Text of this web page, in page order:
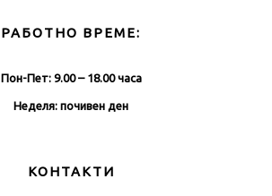
РАБОТНО ВРЕМЕ:
Пон-Пет: 9.00 – 18.00 часа
Неделя: почивен ден
КОНТАКТИ